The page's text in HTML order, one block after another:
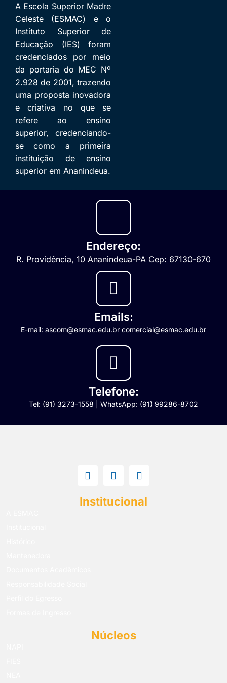
A Escola Superior Madre
Celeste (ESMAC) e o
Instituto Superior de
Educação (IES) foram
credenciados por meio
da portaria do MEC Nº
2.928 de 2001, trazendo
uma proposta inovadora
e criativa no que se
refere ao ensino
superior, credenciando-
se como a primeira
instituição de ensino
superior em Ananindeua.
Endereço:
R. Providência, 10 Ananindeua-PA Cep: 67130-670
Emails:
E-mail: ascom@esmac.edu.br comercial@esmac.edu.br
Telefone:
Tel: (91) 3273-1558 | WhatsApp: (91) 99286-8702
Institucional
Núcleos